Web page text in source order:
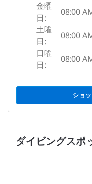
金曜
日:
08:00
土曜
日:
08:00
日曜
日:
08:00
ショ
ダイビングスポ